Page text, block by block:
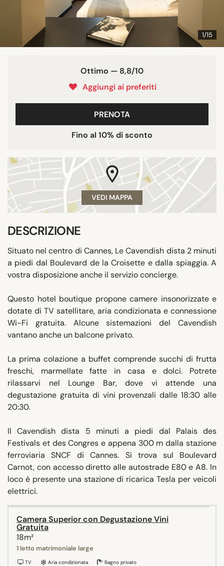
1/15
Ottimo — 8,8/10
Aggiungi ai preferiti
PRENOTA
Fino al 10% di sconto
VEDI MAPPA
DESCRIZIONE
Situato nel centro di Cannes, Le Cavendish dista 2 minuti
a piedi dal Boulevard de la Croisette e dalla spiaggia. A
vostra disposizione anche il servizio concierge.
Questo hotel boutique propone camere insonorizzate e
dotate di TV satellitare, aria condizionata e connessione
Wi-Fi gratuita. Alcune sistemazioni del Cavendish
vantano anche un balcone privato.
La prima colazione a buffet comprende succhi di frutta
freschi, marmellate fatte in casa e dolci. Potrete
rilassarvi nel Lounge Bar, dove vi attende una
degustazione gratuita di vini provenzali dalle 18:30 alle
20:30.
Il Cavendish dista 5 minuti a piedi dal Palais des
Festivals et des Congres e appena 300 m dalla stazione
ferroviaria SNCF di Cannes. Si trova sul Boulevard
Carnot, con accesso diretto alle autostrade E80 e A8. In
loco è presente una stazione di ricarica Tesla per veicoli
elettrici.
Camera Superior con Degustazione Vini
Gratuita
18m²
1 letto matrimoniale large
TV Aria condizionata
Bagno privato